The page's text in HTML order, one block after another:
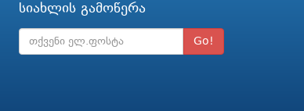
სიახლის გამოწერა
Go!